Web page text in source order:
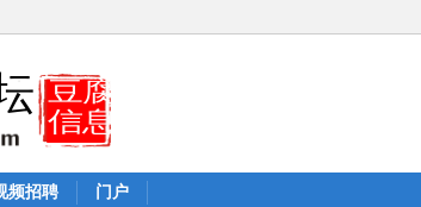
频招聘 门户